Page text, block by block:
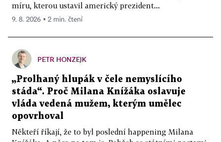
míru, kterou ustavil americký prezident...
9. 8. 2026 ▪ 2 min. čtení
PETR HONZEJK
„Prolhaný hlupák v čele nemyslícího
stáda“. Proč Milana Knížáka oslavuje
vláda vedená mužem, kterým umělec
opovrhoval
Někteří říkají, že to byl poslední happening Milana